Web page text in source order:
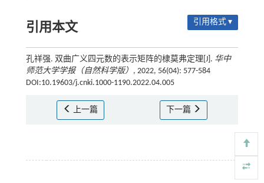
引用本文 引用格式 ▾
孔祥强. 双曲广义四元数的表示矩阵的棣莫弗定理[J]. 华中
师范大学学报（自然科学版） , 2022, 56(04): 577-584
DOI:10.19603/j.cnki.1000-1190.2022.04.005
上一篇 下一篇